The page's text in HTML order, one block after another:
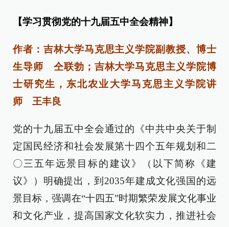
【学习贯彻党的十九届五中全会精神】
作者：吉林大学马克思主义学院副教授、博士
生导师 仝联勃；吉林大学马克思主义学院博
士研究生，东北农业大学马克思主义学院讲
师 王丰良
党的十九届五中全会通过的《中共中央关于制
定国民经济和社会发展第十四个五年规划和二
〇三五年远景目标的建议》（以下简称《建
议》）明确提出，到2035年建成文化强国的远
景目标，强调在“十四五”时期繁荣发展文化事业
和文化产业，提高国家文化软实力，推进社会